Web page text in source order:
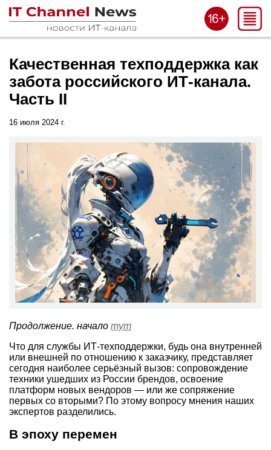
Качественная техподдержка как
забота российского ИТ-канала.
Часть II
16 июля 2024 г.
Продолжение. начало тут
Что для службы ИТ-техподдержки, будь она внутренней
или внешней по отношению к заказчику, представляет
сегодня наиболее серьёзный вызов: сопровождение
техники ушедших из России брендов, освоение
платформ новых вендоров — или же сопряжение
первых со вторыми? По этому вопросу мнения наших
экспертов разделились.
В эпоху перемен